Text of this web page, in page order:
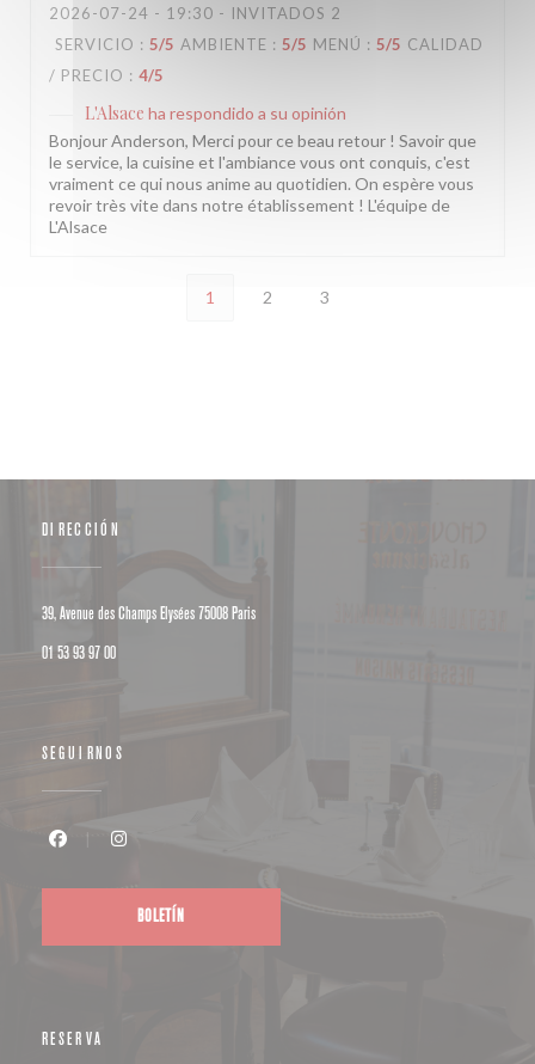
2026-07-24 - 19:30 - INVITADOS 2
SERVICIO : 5/5 AMBIENTE : 5/5 MENÚ : 5/5 CALIDAD
/ PRECIO : 4/5
L'Alsace ha respondido a su opinión
Bonjour Anderson, Merci pour ce beau retour ! Savoir que
le service, la cuisine et l'ambiance vous ont conquis, c'est
vraiment ce qui nous anime au quotidien. On espère vous
revoir très vite dans notre établissement ! L'équipe de
L'Alsace
1 2 3
DIRECCIÓN
39, Avenue des Champs Elysées 75008 Paris((abre en una nueva ventana))
01 53 93 97 00
SEGUIRNOS
BOLETÍN
RESERVA